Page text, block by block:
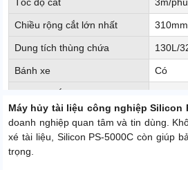
Chiều rộng cắt lớn nhất
Dung tích thùng chứa 130L/
Bánh xe Có
Tự động tắt/mở
Cảnh báo đầy
Kích thước sợi hủy 4mm
Máy hủy tài liệu công nghiệp Silicon
doanh nghiệp quan tâm và tin dùng.
xé tài liệu, Silicon PS-5000C còn giúp
trọng.